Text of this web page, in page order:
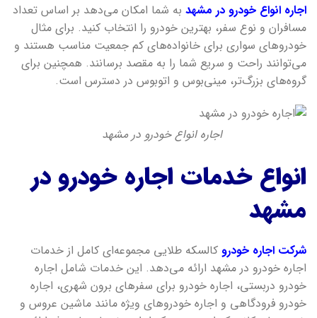
اجاره انواع خودرو در مشهد به شما امکان می‌دهد بر اساس تعداد
مسافران و نوع سفر، بهترین خودرو را انتخاب کنید. برای مثال
خودروهای سواری برای خانواده‌های کم جمعیت مناسب هستند و
می‌توانند راحت و سریع شما را به مقصد برسانند. همچنین برای
گروه‌های بزرگ‌تر، مینی‌بوس و اتوبوس در دسترس است.
اجاره انواع خودرو در مشهد
انواع خدمات اجاره خودرو در
مشهد
شرکت اجاره خودرو کالسکه طلایی مجموعه‌ای کامل از خدمات
اجاره خودرو در مشهد ارائه می‌دهد. این خدمات شامل اجاره
خودرو دربستی، اجاره خودرو برای سفرهای برون شهری، اجاره
خودرو فرودگاهی و اجاره خودروهای ویژه مانند ماشین عروس و